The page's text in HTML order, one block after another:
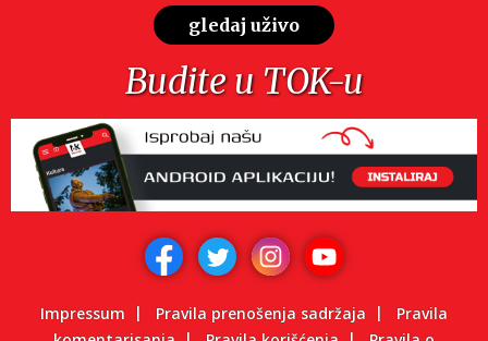
gledaj uživo
Budite u TOK-u
Impressum Pravila prenošenja sadržaja
Pravila